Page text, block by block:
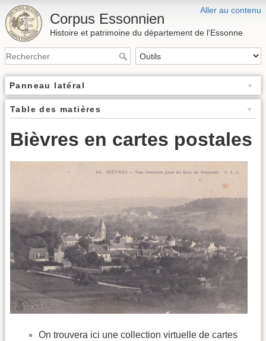
Aller au contenu
Corpus Essonnien
Histoire et patrimoine du département de l'Essonne
Panneau latéral
Table des matières
Bièvres en cartes postales
On trouvera ici une collection virtuelle de cartes